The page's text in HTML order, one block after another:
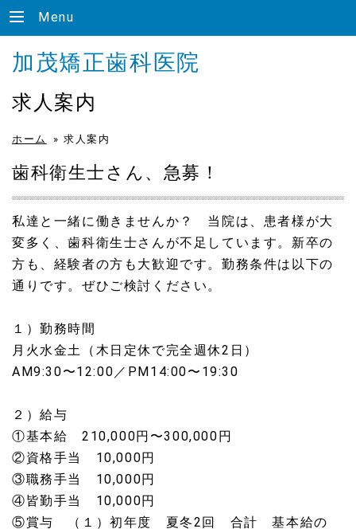
Menu
加茂矯正歯科医院
求人案内
ホーム » 求人案内
歯科衛生士さん、急募！
私達と一緒に働きませんか？ 当院は、患者様が大
変多く、歯科衛生士さんが不足しています。新卒の
方も、経験者の方も大歓迎です。勤務条件は以下の
通りです。ぜひご検討ください。
１）勤務時間
月火水金土（木日定休で完全週休2日）
AM9:30〜12:00／PM14:00〜19:30
２）給与
①基本給 210,000円〜300,000円
②資格手当 10,000円
③職務手当 10,000円
④皆勤手当 10,000円
⑤賞与 （１）初年度 夏冬2回 合計 基本給の